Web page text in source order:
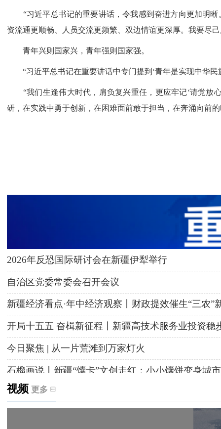
“习近平总书记的重要讲话，令我感到奋进方向更加明晰
资流通更顺畅、人员交流更频繁、双边情谊更深厚。我要尽
青年兴则国家兴，青年强则国家强。
“习近平总书记在重要讲话中专门提到‘青年是实现中华民
“我们生逢伟大时代，肩负复兴重任，更应牢记‘请党放
研，在实践中勇于创新，在困难面前敢于担当，在奔涌向前
2026年反恐国际研讨会在新疆伊犁举行
自治区党委常委会召开会议
新疆经济看点·年中经济观察丨财政提效催生“三农”
开局十五五 奋楫新征程丨新疆高技术服务业投资稳
今日聚焦 | 从一片荒滩到万家灯火
石榴画说丨新疆“馕卡”文创走红：小小馕饼变身城
天山观察丨暑期AI研学热，孩子们究竟学到什么
视频 更多